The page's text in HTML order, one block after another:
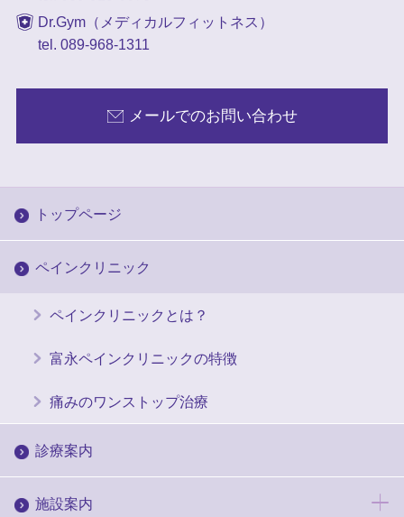
Dr.Gym（メディカルフィットネス）
tel. 089-968-1311
メールでのお問い合わせ
トップページ
ペインクリニック
ペインクリニックとは？
富永ペインクリニックの特徴
痛みのワンストップ治療
診療案内
施設案内